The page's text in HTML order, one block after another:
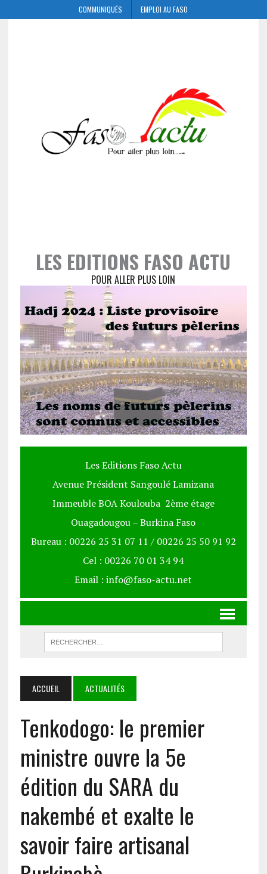
COMMUNIQUÉS EMPLOI AU FASO
LES EDITIONS FASO ACTU
POUR ALLER PLUS LOIN
Les Editions Faso Actu
Avenue Président Sangoulé Lamizana
Immeuble BOA Koulouba 2ème étage
Ouagadougou – Burkina Faso
Bureau : 00226 25 31 07 11 / 00226 25 50 91 92
Cel : 00226 70 01 34 94
Email : info@faso-actu.net
ACCUEIL ACTUALITÉS
Tenkodogo: le premier
ministre ouvre la 5e
édition du SARA du
nakembé et exalte le
savoir faire artisanal